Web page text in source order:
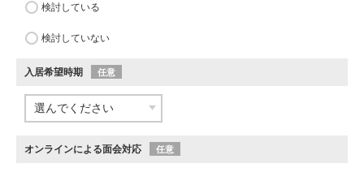
検討している
検討していない
入居希望時期 任意
オンラインによる面会対応 任意